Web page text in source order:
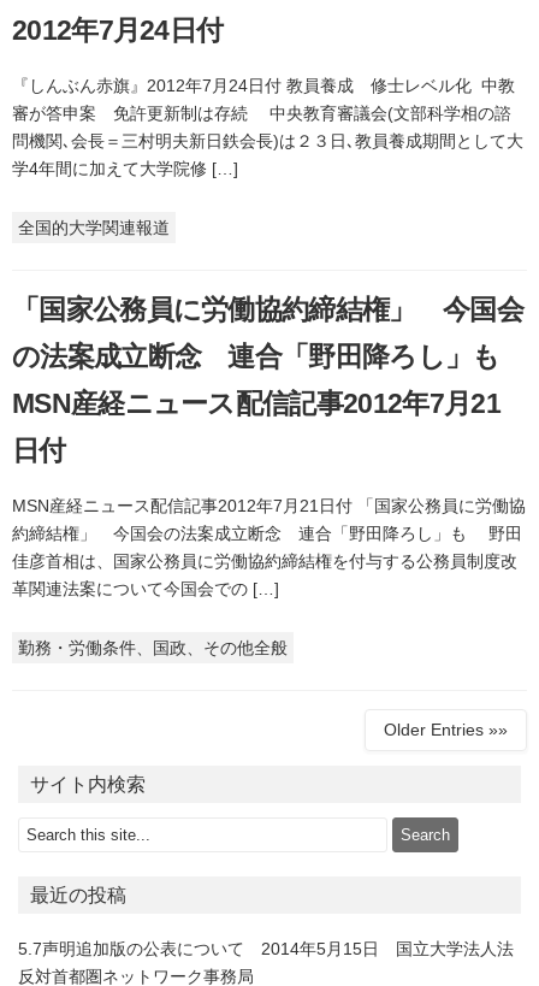
2012年7月24日付
『しんぶん赤旗』2012年7月24日付 教員養成 修士レベル化 中教
審が答申案 免許更新制は存続 中央教育審議会(文部科学相の諮
問機関､会長＝三村明夫新日鉄会長)は２３日､教員養成期間として大
学4年間に加えて大学院修 […]
全国的大学関連報道
「国家公務員に労働協約締結権」 今国会
の法案成立断念 連合「野田降ろし」も
MSN産経ニュース配信記事2012年7月21
日付
MSN産経ニュース配信記事2012年7月21日付 「国家公務員に労働協
約締結権」 今国会の法案成立断念 連合「野田降ろし」も 野田
佳彦首相は、国家公務員に労働協約締結権を付与する公務員制度改
革関連法案について今国会での […]
勤務・労働条件、国政、その他全般
Older Entries »»
サイト内検索
最近の投稿
5.7声明追加版の公表について 2014年5月15日 国立大学法人法
反対首都圏ネットワーク事務局